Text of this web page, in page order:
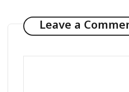
Leave a